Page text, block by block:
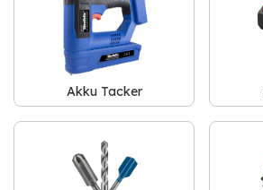
Akku Tacker